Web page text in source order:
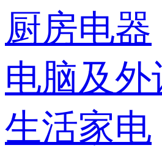
厨房电器
电脑及外
生活家电